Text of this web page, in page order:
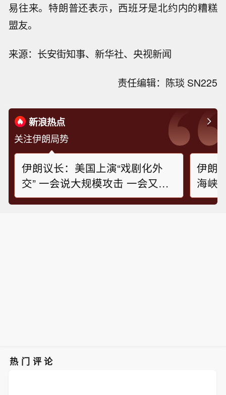
易往来。特朗普还表示，西班牙是北约内的糟糕
盟友。
来源：长安街知事、新华社、央视新闻
责任编辑：陈琰 SN225
新浪热点
关注伊朗局势
伊朗议长：美国上演“戏剧化外
交” 一会说大规模攻击 一会又说
伊朗想谈判 别打了
伊朗
海峡
热门评论